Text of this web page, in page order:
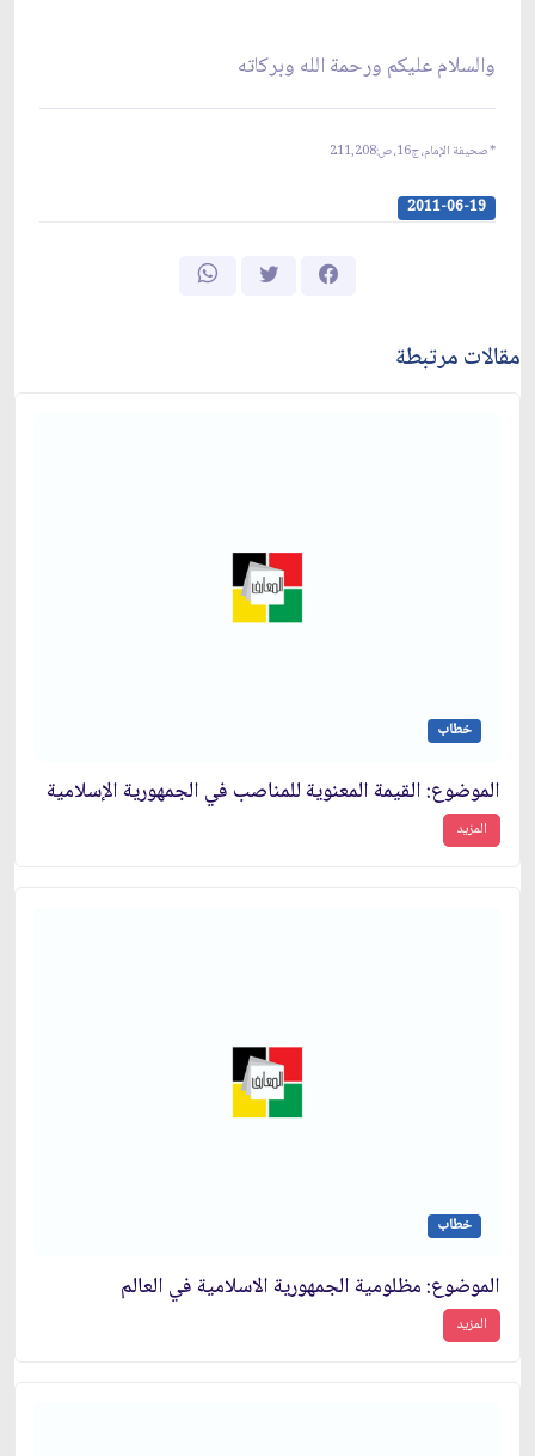
والسلام عليكم ورحمة الله وبركاته‏
* صحيفة الإمام، ج16، ص:211,208
2011-06-19
مقالات مرتبطة
خطاب
الموضوع: القيمة المعنوية للمناصب في الجمهورية الإسلامية
المزيد
خطاب
الموضوع: مظلومية الجمهورية الاسلامية في العالم‏
المزيد